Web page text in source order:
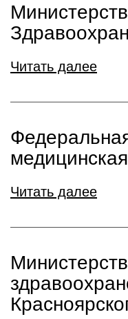
Читать далее
Читать далее